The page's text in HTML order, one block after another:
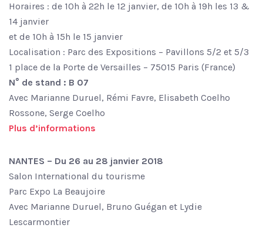
Horaires : de 10h à 22h le 12 janvier, de 10h à 19h les 13 &
14 janvier
et de 10h à 15h le 15 janvier
Localisation : Parc des Expositions – Pavillons 5/2 et 5/3
1 place de la Porte de Versailles – 75015 Paris (France)
N° de stand : B 07
Avec Marianne Duruel, Rémi Favre, Elisabeth Coelho
Rossone, Serge Coelho
Plus d’informations
NANTES – Du 26 au 28 janvier 2018
Salon International du tourisme
Parc Expo La Beaujoire
Avec Marianne Duruel, Bruno Guégan et Lydie
Lescarmontier